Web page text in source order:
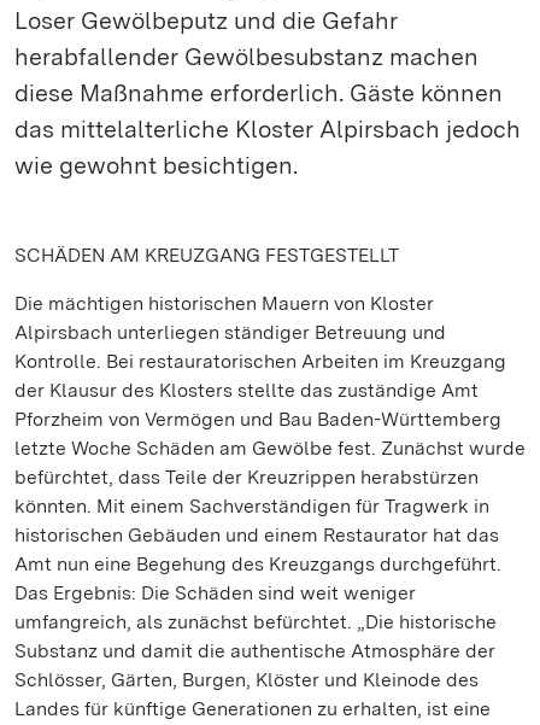
Loser Gewölbeputz und die Gefahr
herabfallender Gewölbesubstanz machen
diese Maßnahme erforderlich. Gäste können
das mittelalterliche Kloster Alpirsbach jedoch
wie gewohnt besichtigen.
SCHÄDEN AM KREUZGANG FESTGESTELLT
Die mächtigen historischen Mauern von Kloster
Alpirsbach unterliegen ständiger Betreuung und
Kontrolle. Bei restauratorischen Arbeiten im Kreuzgang
der Klausur des Klosters stellte das zuständige Amt
Pforzheim von Vermögen und Bau Baden-Württemberg
letzte Woche Schäden am Gewölbe fest. Zunächst wurde
befürchtet, dass Teile der Kreuzrippen herabstürzen
könnten. Mit einem Sachverständigen für Tragwerk in
historischen Gebäuden und einem Restaurator hat das
Amt nun eine Begehung des Kreuzgangs durchgeführt.
Das Ergebnis: Die Schäden sind weit weniger
umfangreich, als zunächst befürchtet. „Die historische
Substanz und damit die authentische Atmosphäre der
Schlösser, Gärten, Burgen, Klöster und Kleinode des
Landes für künftige Generationen zu erhalten, ist eine